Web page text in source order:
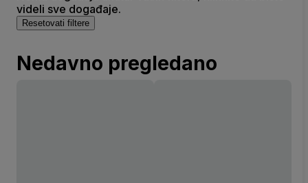
videli sve događaje.
Resetovati filtere
Nedavno pregledano